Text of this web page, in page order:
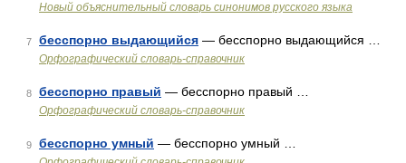
Новый объяснительный словарь синонимов русского языка
7 бесспорно выдающийся — бесспорно выдающийся …
Орфографический словарь-справочник
8 бесспорно правый — бесспорно правый …
Орфографический словарь-справочник
9 бесспорно умный — бесспорно умный …